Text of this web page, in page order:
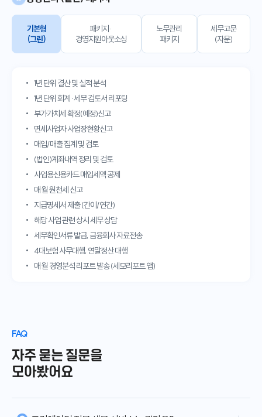
기본형
(그린)
패키지·
경영지원아웃소싱
노무관리
패키지
세무고문
(자문)
1년 단위 결산 및 실적 분석
1년 단위 회계·세무 검토서 리포팅
부가가치세 확정(예정)신고
면세사업자 사업장현황신고
매입/매출 집계 및 검토
(법인)계좌내역 정리 및 검토
사업용신용카드 매입세액 공제
매 월 원천세 신고
지급명세서 제출 (간이/연간)
해당 사업 관련 상시 세무 상담
세무확인서류 발급, 금융회사 자료전송
4대보험 사무대행, 연말정산 대행
매 월 경영분석 리포트 발송 (세모리포트 앱)
FAQ
자주 묻는 질문을
모아봤어요